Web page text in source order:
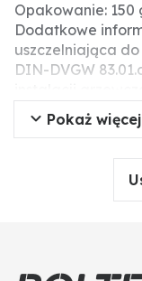
Opakowanie: 150
Dodatkowe
uszczelniająca
DIN-DVGW
Pokaż więcej